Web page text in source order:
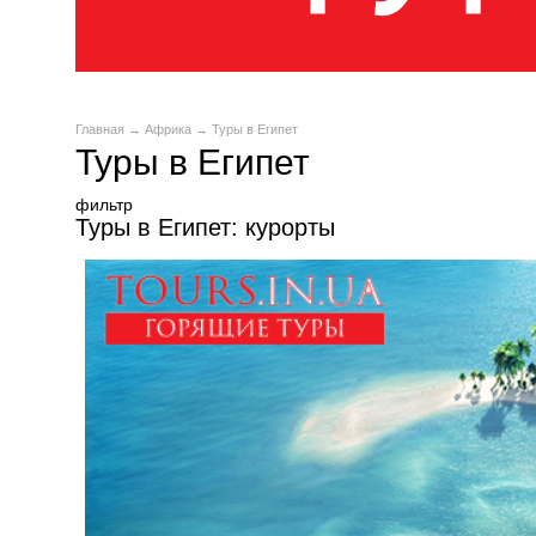
Главная → Африка→ Туры в Египет
Туры в Египет
фильтр
Туры в Египет: курорты